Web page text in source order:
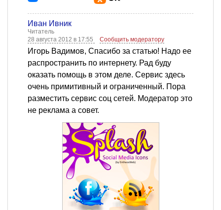
Иван Ивник
Читатель
28 августа 2012 в 17:55
Сообщить модератору
Игорь Вадимов, Спасибо за статью! Надо ее
распространить по интернету. Рад буду
оказать помощь в этом деле. Сервис здесь
очень примитивный и ограниченный. Пора
разместить сервис соц сетей. Модератор это
не реклама а совет.